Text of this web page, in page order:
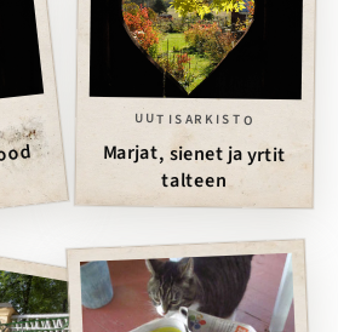
UUTISARKISTO
Marjat, sienet ja yrtit
talteen